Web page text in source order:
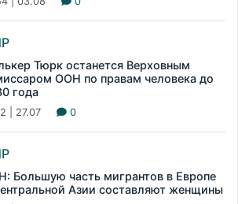
Тюрк останется Верховным
ООН по правам человека до
года
| 27.07 0
Большую часть мигрантов в Европе
Азии составляют женщины